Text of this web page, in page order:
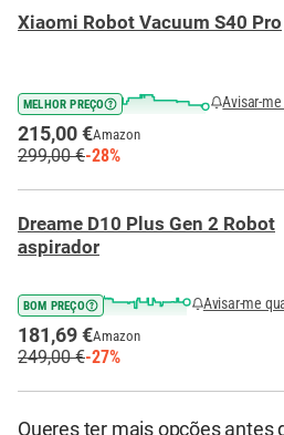
Xiaomi Robot Vacuum S40 Pro
MELHOR PREÇO Avisar-
215,00 €Amazon
299,00 €-28%
Dreame D10 Plus Gen 2 Robot
aspirador
BOM PREÇO Avisar-me
181,69 €Amazon
249,00 €-27%
Queres ter mais opções antes